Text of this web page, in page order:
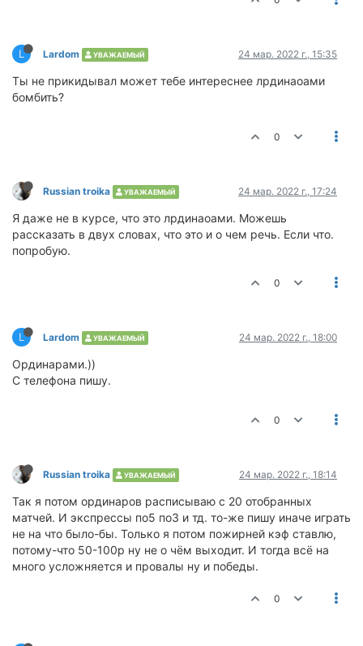
L Lardom УВАЖАЕМЫЙ 24 мар. 2022 г., 15:35
Ты не прикидывал может тебе интереснее лрдинаоами
бомбить?
0
Russian troika УВАЖАЕМЫЙ 24 мар. 2022 г., 17:24
Я даже не в курсе, что это лрдинаоами. Можешь
рассказать в двух словах, что это и о чем речь. Если что.
попробую.
0
L Lardom УВАЖАЕМЫЙ 24 мар. 2022 г., 18:00
Ординарами.))
С телефона пишу.
0
Russian troika УВАЖАЕМЫЙ 24 мар. 2022 г., 18:14
Так я потом ординаров расписываю с 20 отобранных
матчей. И экспрессы по5 по3 и тд. то-же пишу иначе играть
не на что было-бы. Только я потом пожирней кэф ставлю,
потому-что 50-100р ну не о чём выходит. И тогда всё на
много усложняется и провалы ну и победы.
0